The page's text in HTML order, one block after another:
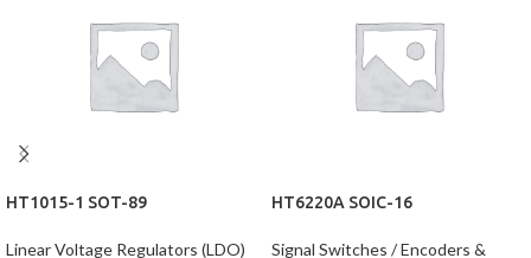
HT1015-1 SOT-89
Linear Voltage Regulators (LDO)
HT6220A SOIC-16
Signal Switches / Encoders &